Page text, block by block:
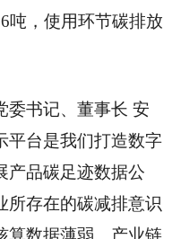
吨，使用环节碳排放
委书记、董事长 安
平台是我们打造数字
产品碳足迹数据公
所存在的碳减排意识
算数据薄弱、产业链